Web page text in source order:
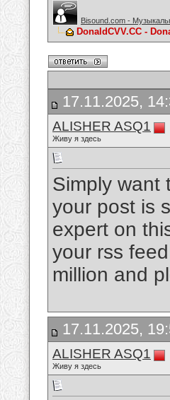
Bisound.com -
DonaldCVV.CC -
17.11.2025,
ALISHER ASQ1
Живу я здесь
Simply want
your post is
expert on
your rss
million and
17.11.2025,
ALISHER ASQ1
Живу я здесь